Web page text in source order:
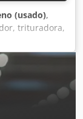
(usado),
trituradora,
granulador,
el molino
-
triturador. -
x 290 mm -